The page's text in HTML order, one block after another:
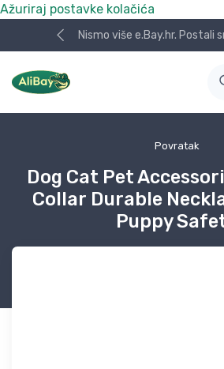
Ažuriraj postavke kolačića
Nismo više e.Bay.hr. Postali
Povratak
Dog Cat Pet
Collar Durable
Puppy